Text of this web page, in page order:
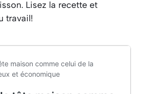
Lisez la recette et
travail!